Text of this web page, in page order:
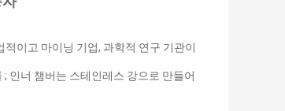
이고 마이닝 기업, 과학적 연구 기관이
인너 챔버는 스테인레스 강으로 만들어